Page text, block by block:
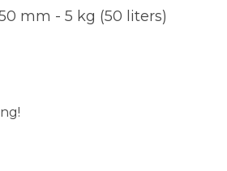
mm - 5 kg (50 liters)